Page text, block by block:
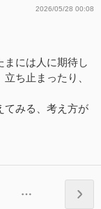
2026/05/28 00:08
まには人に期待し
ち止まったり、
てみる、考え方が